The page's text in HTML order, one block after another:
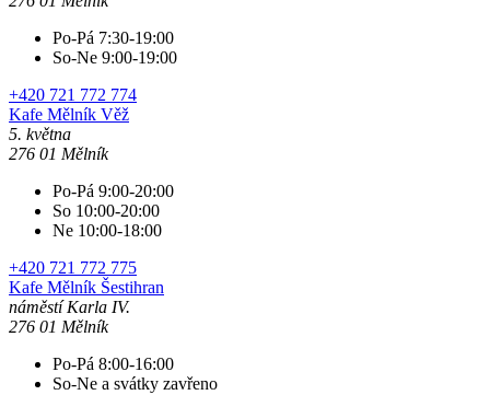
Po-Pá 7:30-19:00
So-Ne 9:00-19:00
+420 721 772 774
Kafe Mělník Věž
5. května
276 01 Mělník
Po-Pá 9:00-20:00
So 10:00-20:00
Ne 10:00-18:00
+420 721 772 775
Kafe Mělník Šestihran
náměstí Karla IV.
276 01 Mělník
Po-Pá 8:00-16:00
So-Ne a svátky zavřeno